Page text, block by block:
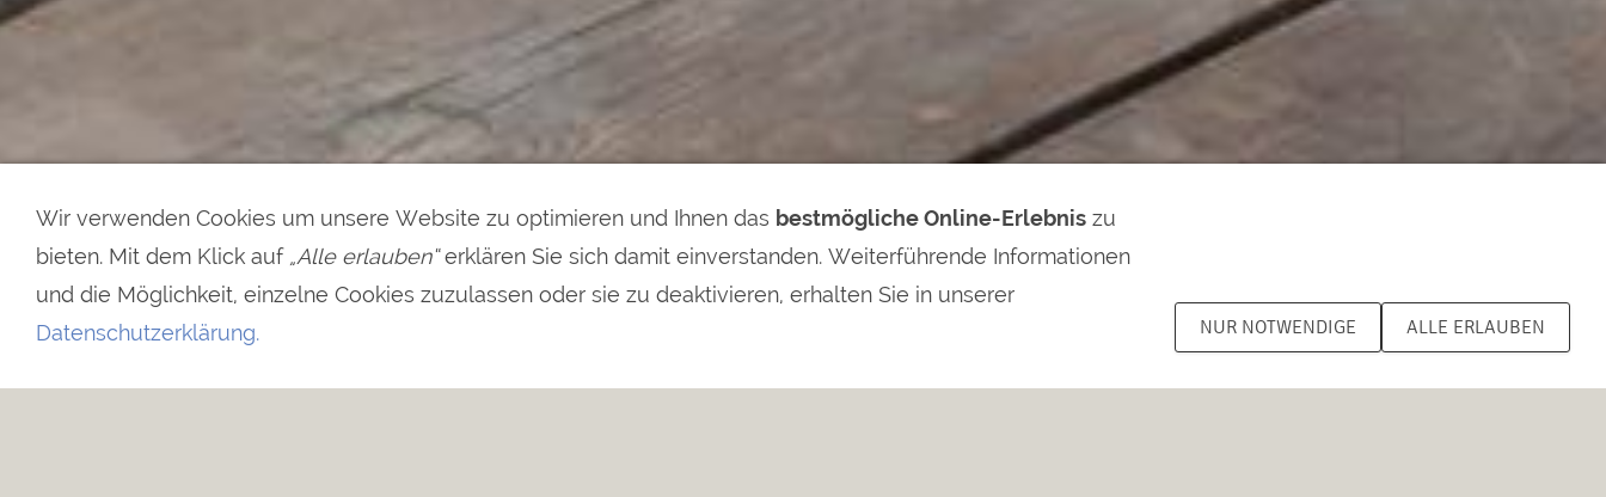
Wir verwenden Cookies um unsere Website zu optimieren und Ihnen das bestmögliche Online-Erlebnis zu
bieten. Mit dem Klick auf „Alle erlauben“erklären Sie sich damit einverstanden. Weiterführende Informationen
und die Möglichkeit, einzelne Cookies zuzulassen oder sie zu deaktivieren, erhalten Sie in unserer
Datenschutzerklärung.
NUR NOTWENDIGE ALLE ERLAUBEN